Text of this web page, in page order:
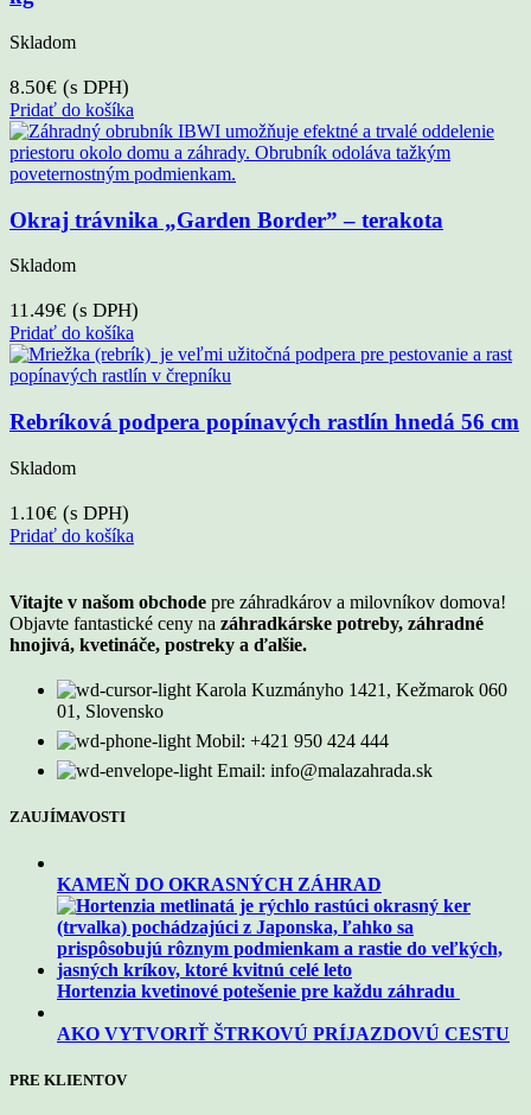
Skladom
8.50€ (s DPH)
Pridať do košíka
Okraj trávnika „Garden Border” – terakota
Skladom
11.49€ (s DPH)
Pridať do košíka
Rebríková podpera popínavých rastlín hnedá 56 cm
Skladom
1.10€ (s DPH)
Pridať do košíka
Vitajte v našom obchode pre záhradkárov a milovníkov domova!
Objavte fantastické ceny na záhradkárske potreby, záhradné
hnojivá, kvetináče, postreky a ďalšie.
Karola Kuzmányho 1421, Kežmarok 060
01, Slovensko
Mobil: +421 950 424 444
Email: info@malazahrada.sk
ZAUJÍMAVOSTI
KAMEŇ DO OKRASNÝCH ZÁHRAD
Hortenzia kvetinové potešenie pre každu záhradu
AKO VYTVORIŤ ŠTRKOVÚ PRÍJAZDOVÚ CESTU
PRE KLIENTOV